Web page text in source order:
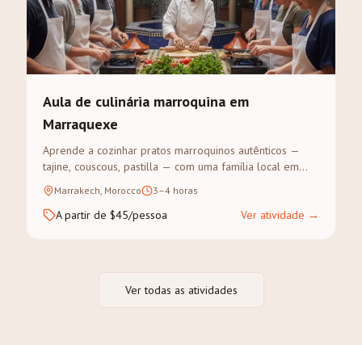
Aula de culinária marroquina em
Marraquexe
Aprende a cozinhar pratos marroquinos autênticos —
tajine, couscous, pastilla — com uma família local em
Marraquexe. Visita ao souk para as especiarias, depois
cozinha-se e come-se juntos.
Marrakech, Morocco 3–4 horas
A partir de $45/pessoa Ver atividade →
Ver todas as atividades